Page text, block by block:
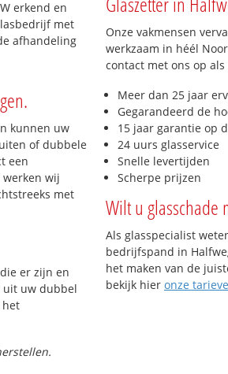
erkend en
met
afhandeling
kunnen uw
of dubbele
een
wij
met
er zijn en
uit uw dubbel
het
Onze vakmensen
werkzaam in héél
contact met ons op
Meer dan 25 jaar
Gegarandeerd de
15 jaar garantie op
24 uurs glasservice
Snelle levertijden
Scherpe prijzen
Wilt u glasschade
Als glasspecialist
bedrijfspand in
het maken van de
bekijk hier onze